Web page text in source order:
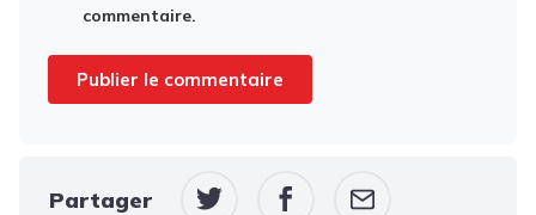
commentaire.
Partager